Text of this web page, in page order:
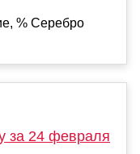
% Серебро
за 24 февраля